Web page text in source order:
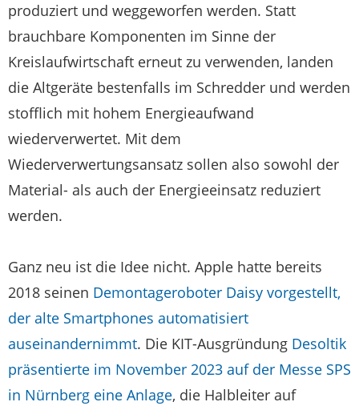
produziert und weggeworfen werden. Statt
brauchbare Komponenten im Sinne der
Kreislaufwirtschaft erneut zu verwenden, landen
die Altgeräte bestenfalls im Schredder und werden
stofflich mit hohem Energieaufwand
wiederverwertet. Mit dem
Wiederverwertungsansatz sollen also sowohl der
Material- als auch der Energieeinsatz reduziert
werden.
Ganz neu ist die Idee nicht. Apple hatte bereits
2018 seinen Demontageroboter Daisy vorgestellt,
der alte Smartphones automatisiert
auseinandernimmt. Die KIT-Ausgründung Desoltik
präsentierte im November 2023 auf der Messe SPS
in Nürnberg eine Anlage, die Halbleiter auf